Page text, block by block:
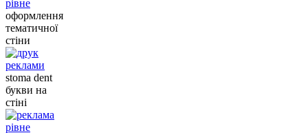
оформлення
тематичної
стіни
stoma dent
букви на
стіні